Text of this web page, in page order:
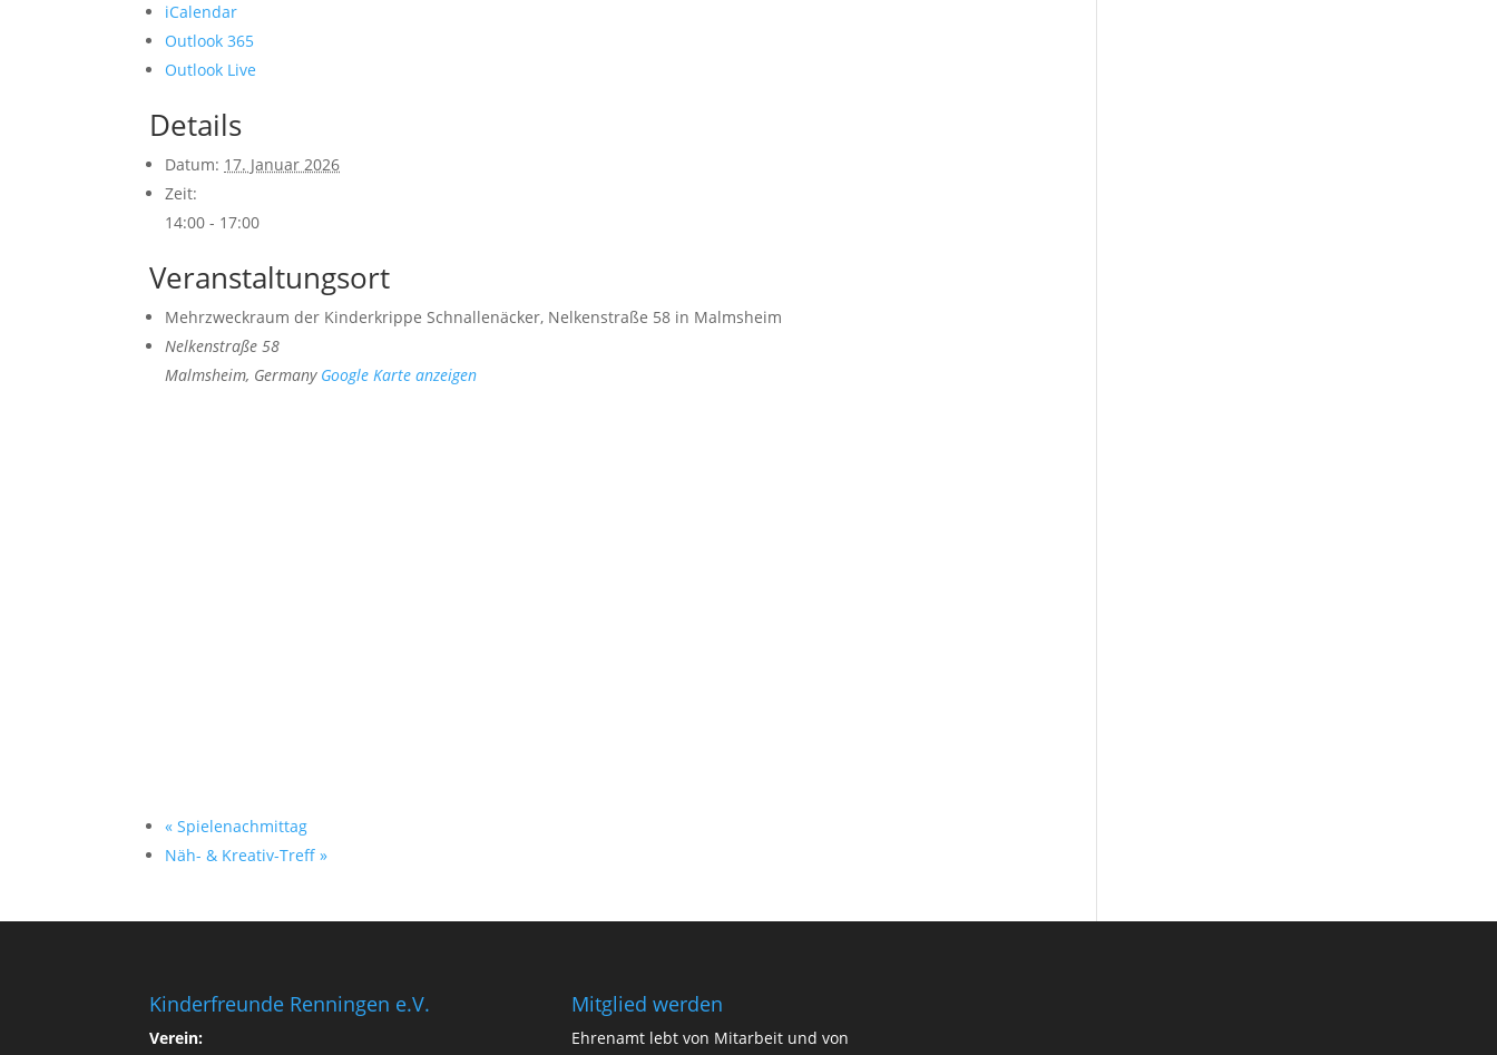
iCalendar
Outlook 365
Outlook Live
Details
Datum: 17. Januar 2026
Zeit:
14:00 - 17:00
Veranstaltungsort
Mehrzweckraum der Kinderkrippe Schnallenäcker, Nelkenstraße 58 in Malmsheim
Nelkenstraße 58
Malmsheim, Germany Google Karte anzeigen
« Spielenachmittag
Näh- & Kreativ-Treff»
Kinderfreunde Renningen e.V.
Verein:
Mitglied werden
Ehrenamt lebt von Mitarbeit und von